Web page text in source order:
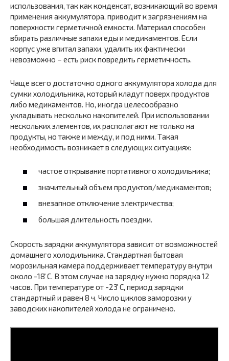
использования, так как конденсат, возникающий во время
применения аккумулятора, приводит к загрязнениям на
поверхности герметичной емкости. Материал способен
вбирать различные запахи еды и медикаментов. Если
корпус уже впитал запахи, удалить их фактически
невозможно – есть риск повредить герметичность.
Чаще всего достаточно одного аккумулятора холода для
сумки холодильника, который кладут поверх продуктов
либо медикаментов. Но, иногда целесообразно
укладывать несколько накопителей. При использовании
нескольких элементов, их располагают не только на
продукты, но также и между, и под ними. Такая
необходимость возникает в следующих ситуациях:
частое открывание портативного холодильника;
значительный объем продуктов/медикаментов;
внезапное отключение электричества;
большая длительность поездки.
Скорость зарядки аккумулятора зависит от возможностей
домашнего холодильника. Стандартная бытовая
морозильная камера поддерживает температуру внутри
около -18 ̊С. В этом случае на зарядку нужно порядка 12
часов. При температуре от -23 ̊С, период зарядки
стандартный и равен 8 ч. Число циклов заморозки у
заводских накопителей холода не ограничено.